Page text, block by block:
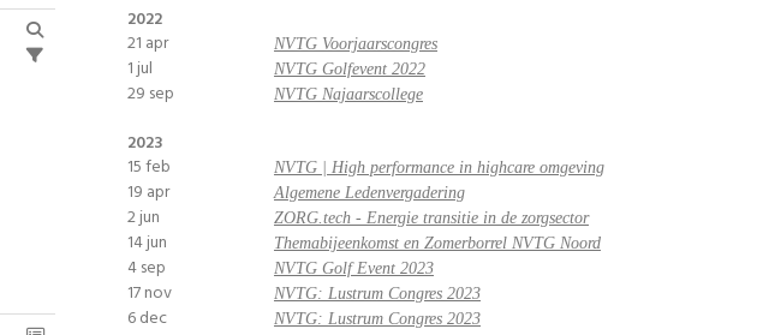
2022
21 apr
NVTG Voorjaarscongres
1 jul NVTG Golfevent 2022
29 sep NVTG Najaarscollege
2023
15 feb
NVTG | High performance in highcare omgeving
19 apr Algemene Ledenvergadering
2 jun ZORG.tech - Energie transitie in de zorgsector
14 jun Themabijeenkomst en Zomerborrel NVTG Noord
4 sep NVTG Golf Event 2023
17 nov NVTG: Lustrum Congres 2023
6 dec NVTG: Lustrum Congres 2023